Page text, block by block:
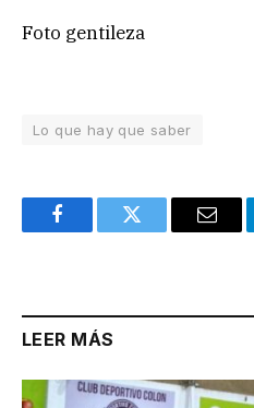
Foto gentileza
Lo que hay que saber
FacebookTwitter Email
LEER MÁS